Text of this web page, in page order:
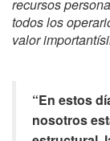
recursos
todos los
valor
“En estos
nosotros